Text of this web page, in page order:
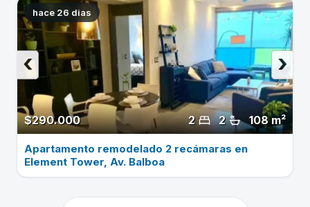
hace 26 dias
$290.000 108 m²
2
2
›
‹
Apartamento remodelado 2 recámaras en
Element Tower, Av. Balboa